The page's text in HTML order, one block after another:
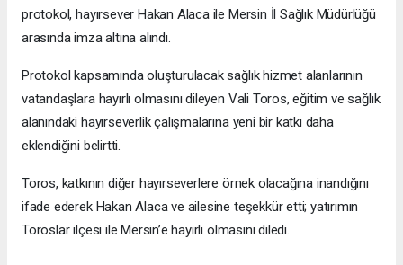
protokol, hayırsever Hakan Alaca ile Mersin İl Sağlık Müdürlüğü
arasında imza altına alındı.
Protokol kapsamında oluşturulacak sağlık hizmet alanlarının
vatandaşlara hayırlı olmasını dileyen Vali Toros, eğitim ve sağlık
alanındaki hayırseverlik çalışmalarına yeni bir katkı daha
eklendiğini belirtti.
Toros, katkının diğer hayırseverlere örnek olacağına inandığını
ifade ederek Hakan Alaca ve ailesine teşekkür etti; yatırımın
Toroslar ilçesi ile Mersin’e hayırlı olmasını diledi.